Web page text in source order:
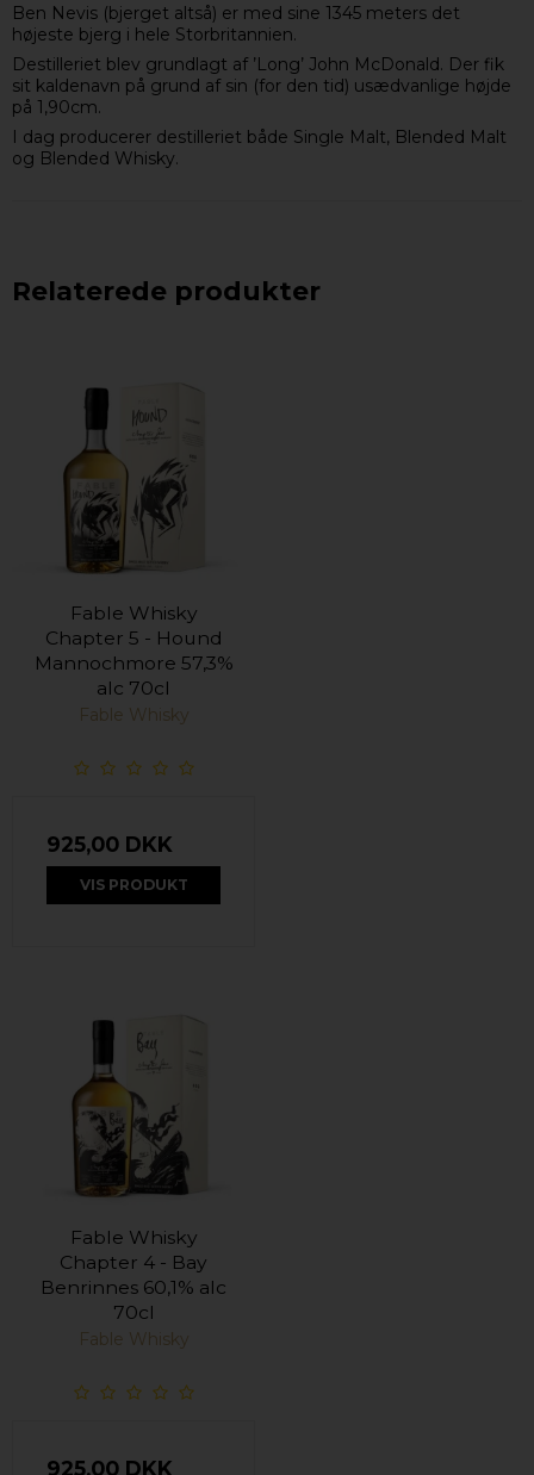
Ben Nevis (bjerget altså) er med sine 1345 meters det
højeste bjerg i hele Storbritannien.
Destilleriet blev grundlagt af ’Long’ John McDonald. Der fik
sit kaldenavn på grund af sin (for den tid) usædvanlige højde
på 1,90cm.
I dag producerer destilleriet både Single Malt, Blended Malt
og Blended Whisky.
Relaterede produkter
Fable Whisky
Chapter 5 - Hound
Mannochmore 57,3%
alc 70cl
Fable Whisky
925,00 DKK
VIS PRODUKT
Fable Whisky
Chapter 4 - Bay
Benrinnes 60,1% alc
70cl
Fable Whisky
925,00 DKK